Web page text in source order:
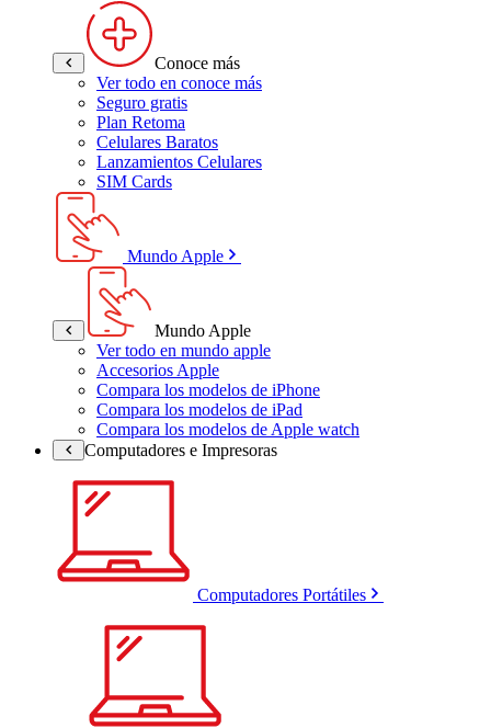
Conoce más
Ver todo en conoce más
Seguro gratis
Plan Retoma
Celulares Baratos
Lanzamientos Celulares
SIM Cards
Mundo Apple
Mundo Apple
Ver todo en mundo apple
Accesorios Apple
Compara los modelos de iPhone
Compara los modelos de iPad
Compara los modelos de Apple watch
Computadores e Impresoras
Computadores Portátiles